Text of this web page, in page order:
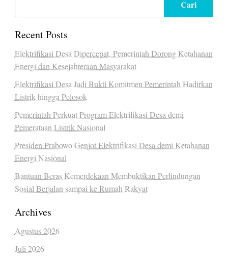
Cari
Recent Posts
Elektrifikasi Desa Dipercepat, Pemerintah Dorong Ketahanan
Energi dan Kesejahteraan Masyarakat
Elektrifikasi Desa Jadi Bukti Komitmen Pemerintah Hadirkan
Listrik hingga Pelosok
Pemerintah Perkuat Program Elektrifikasi Desa demi
Pemerataan Listrik Nasional
Presiden Prabowo Genjot Elektrifikasi Desa demi Ketahanan
Energi Nasional
Bantuan Beras Kemerdekaan Membuktikan Perlindungan
Sosial Berjalan sampai ke Rumah Rakyat
Archives
Agustus 2026
Juli 2026